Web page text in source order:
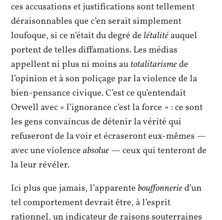
ces accusations et justifications sont tellement
déraisonnables que c’en serait simplement
loufoque, si ce n’était du degré delétalitéauquel
portent de telles diffamations. Les médias
appellent ni plus ni moins autotalitarismede
l’opinion et à son poliçage par la violence de la
bien-pensance civique. C’est ce qu’entendait
Orwell avec « l’ignorance c’est la force » : ce sont
les gens convaincus de détenir la vérité qui
refuseront de la voir et écraseront eux-mêmes —
avec une violenceabsolue— ceux qui tenteront de
la leur révéler.
Ici plus que jamais, l’apparentebouffonneried’un
tel comportement devrait être, à l’esprit
rationnel, un indicateur de raisons souterraines